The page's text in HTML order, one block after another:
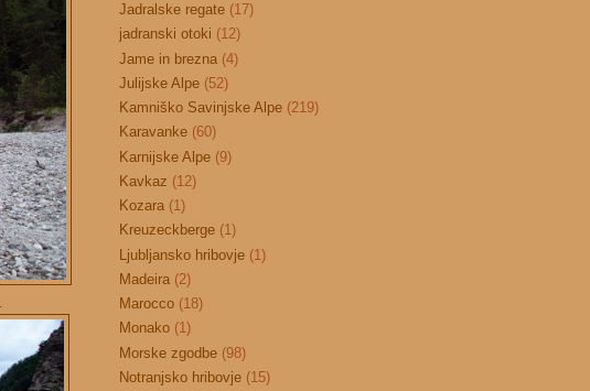
Jadralske regate (17)
jadranski otoki (12)
Jame in brezna (4)
Julijske Alpe (52)
Kamniško Savinjske Alpe (219)
Karavanke (60)
Karnijske Alpe (9)
Kavkaz (12)
Kozara (1)
Kreuzeckberge (1)
Ljubljansko hribovje (1)
Madeira (2)
Marocco (18)
Monako (1)
Morske zgodbe (98)
Notranjsko hribovje (15)